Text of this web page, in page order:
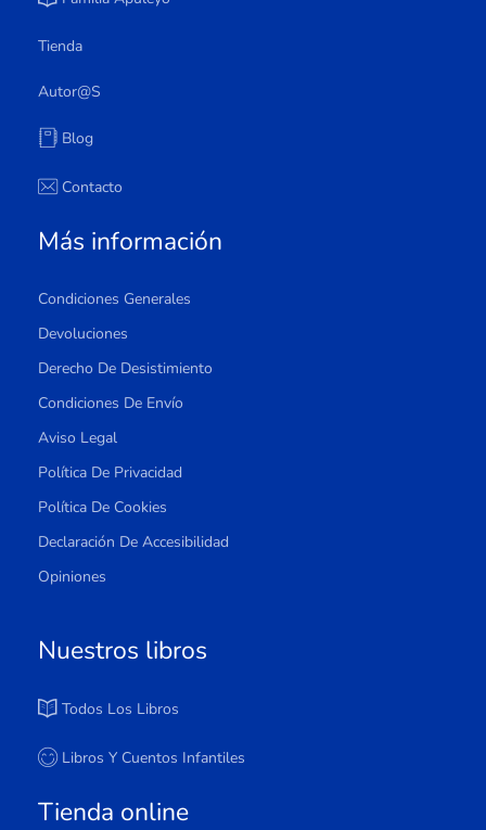
Tienda
Autor@s
Blog
Contacto
Más información
Condiciones Generales
Devoluciones
Derecho De Desistimiento
Condiciones De Envío
Aviso Legal
Política De Privacidad
Política De Cookies
Declaración De Accesibilidad
Opiniones
Nuestros libros
Todos Los Libros
Libros Y Cuentos Infantiles
Tienda online